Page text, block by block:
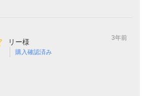
リー様
購入確認済み
3年前